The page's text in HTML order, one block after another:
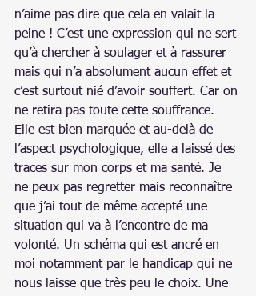
n’aime pas dire que cela en valait la
peine ! C’est une expression qui ne sert
qu’à chercher à soulager et à rassurer
mais qui n’a absolument aucun effet et
c’est surtout nié d’avoir souffert. Car on
ne retira pas toute cette souffrance.
Elle est bien marquée et au-delà de
l’aspect psychologique, elle a laissé des
traces sur mon corps et ma santé. Je
ne peux pas regretter mais reconnaître
que j’ai tout de même accepté une
situation qui va à l’encontre de ma
volonté. Un schéma qui est ancré en
moi notamment par le handicap qui ne
nous laisse que très peu le choix. Une